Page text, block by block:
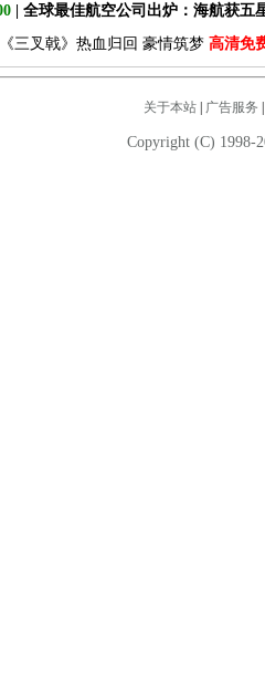
| 全球最佳航空公司出炉：海航获五
三叉戟》热血归回 豪情筑梦 高清免
关于本站| 广告服务
Copyright (C) 1998-